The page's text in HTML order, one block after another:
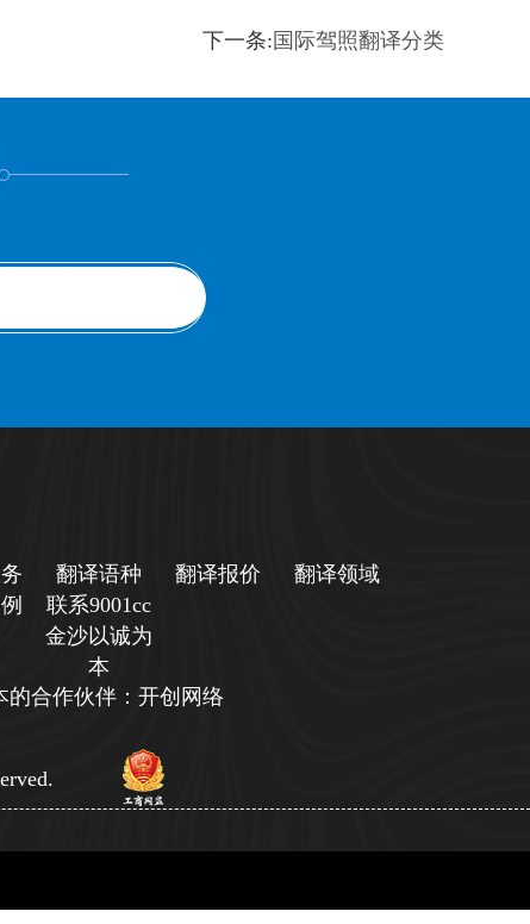
下一条: 国际驾照翻译分类
翻译语种 翻译报价
翻译领域
联系9001cc
金沙以诚为
本
的合作伙伴：开创网络